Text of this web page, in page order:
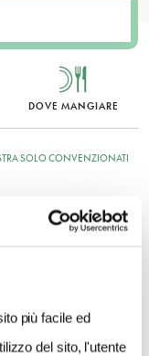
più facile ed
del sito, l'utente
DOVE MANGIARE
SOLO CONVENZIONATI